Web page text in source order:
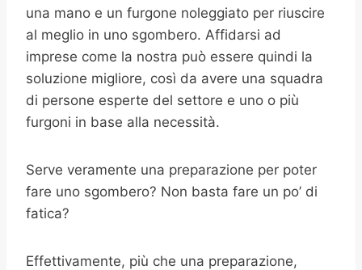
una mano e un furgone noleggiato per riuscire
al meglio in uno sgombero. Affidarsi ad
imprese come la nostra può essere quindi la
soluzione migliore, così da avere una squadra
di persone esperte del settore e uno o più
furgoni in base alla necessità.
Serve veramente una preparazione per poter
fare uno sgombero? Non basta fare un po’ di
fatica?
Effettivamente, più che una preparazione,